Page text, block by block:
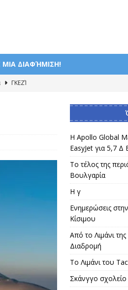
ΔΙΑΦΉΜΙΣΗ!
ΓΚΕΖΊ
Η Apollo Global
EasyJet για 5,7 Δ
Το τέλος της
Βουλγαρία
Η γ
Ενημερώσεις
Κίσιμου
Από το Λιμάνι
Διαδρομή
Το Λιμάνι του
Σκάνγγο